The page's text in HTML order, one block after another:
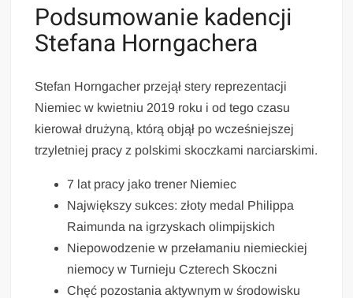
Podsumowanie kadencji
Stefana Horngachera
Stefan Horngacher przejął stery reprezentacji
Niemiec w kwietniu 2019 roku i od tego czasu
kierował drużyną, którą objął po wcześniejszej
trzyletniej pracy z polskimi skoczkami narciarskimi.
7 lat pracy jako trener Niemiec
Największy sukces: złoty medal Philippa
Raimunda na igrzyskach olimpijskich
Niepowodzenie w przełamaniu niemieckiej
niemocy w Turnieju Czterech Skoczni
Chęć pozostania aktywnym w środowisku